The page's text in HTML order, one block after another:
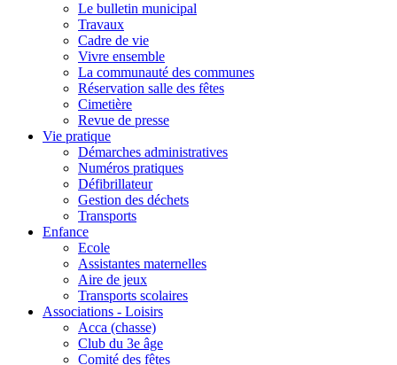
Le bulletin municipal
Travaux
Cadre de vie
Vivre ensemble
La communauté des communes
Réservation salle des fêtes
Cimetière
Revue de presse
Vie pratique
Démarches administratives
Numéros pratiques
Défibrillateur
Gestion des déchets
Transports
Enfance
Ecole
Assistantes maternelles
Aire de jeux
Transports scolaires
Associations - Loisirs
Acca (chasse)
Club du 3e âge
Comité des fêtes